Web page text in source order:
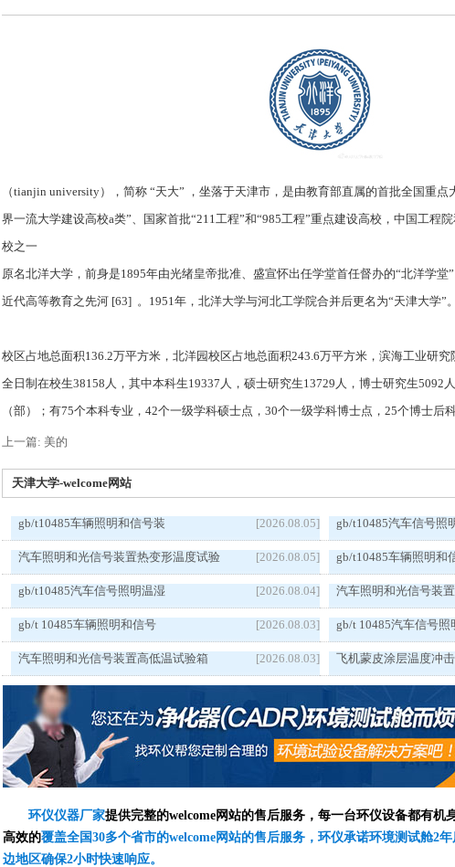
（tianjin university），简称 “天大” ，坐落于天津市，是由教育部直属的首批全国重
界一流大学建设高校a类”、国家首批“211工程”和“985工程”重点建设高校，中国工程
校之一
原名北洋大学，前身是1895年由光绪皇帝批准、盛宣怀出任学堂首任督办的“北洋学堂
近代高等教育之先河 [63] 。1951年，北洋大学与河北工学院合并后更名为“天津大学”。
校区占地总面积136.2万平方米，北洋园校区占地总面积243.6万平方米，滨海工业研
全日制在校生38158人，其中本科生19337人，硕士研究生13729人，博士研究生5092
（部）；有75个本科专业，42个一级学科硕士点，30个一级学科博士点，25个博士后
上一篇: 美的
天津大学-welcome网站
[2026.08.05]
gb/t10485车辆照明和信号装 gb/t10485汽车信号照
[2026.08.05]
汽车照明和光信号装置热变形温度试验 gb/t10485车辆照明和
[2026.08.04]
gb/t10485汽车信号照明温湿 汽车照明和光信号装
[2026.08.03]
gb/t 10485车辆照明和信号 gb/t 10485汽车信号照
[2026.08.03]
汽车照明和光信号装置高低温试验箱 飞机蒙皮涂层温度冲
环仪仪器厂家提供完整的welcome网站的售后服务，每一台环仪设备都有机
高效的覆盖全国30多个省市的welcome网站的售后服务，环仪承诺环境测试舱2
边地区确保2小时快速响应。